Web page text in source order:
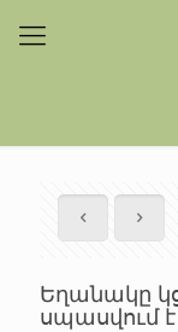
Եղանակը
սպասվում